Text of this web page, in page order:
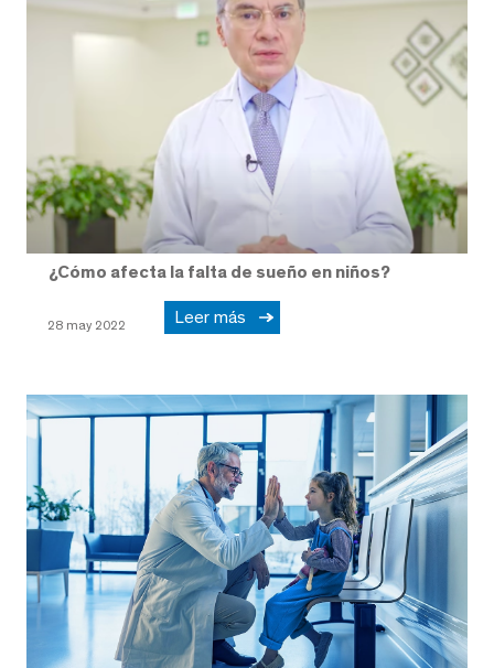
¿Cómo afecta la falta de sueño en niños?
28 may 2022 Leer más